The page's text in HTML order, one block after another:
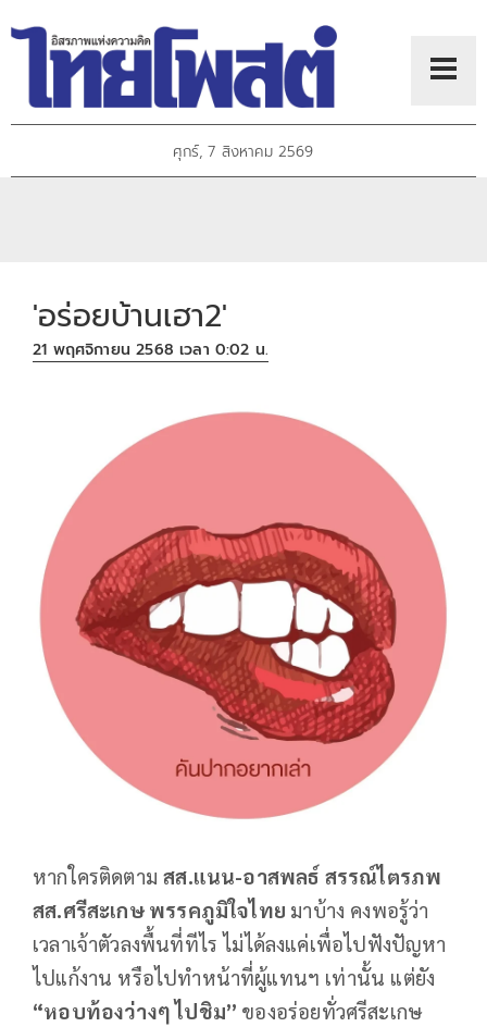
ศุกร์, 7 สิงหาคม 2569
'อร่อยบ้านเฮา2'
21 พฤศจิกายน 2568 เวลา 0:02 น.
หากใครติดตามสส.แนน-อาสพลธ์ สรรณ์ไตรภพ
สส.ศรีสะเกษ พรรคภูมิใจไทย มาบ้าง คงพอรู้ว่า
เวลาเจ้าตัวลงพื้นที่ทีไร ไม่ได้ลงแค่เพื่อไปฟังปัญหา
ไปแก้งาน หรือไปทำหน้าที่ผู้แทนฯ เท่านั้น แต่ยัง
“หอบท้องว่างๆ ไปชิม” ของอร่อยทั่วศรีสะเกษ